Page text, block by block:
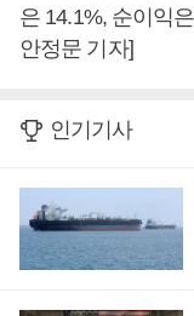
은 14.1%, 순이익
안정문 기자]
인기기사